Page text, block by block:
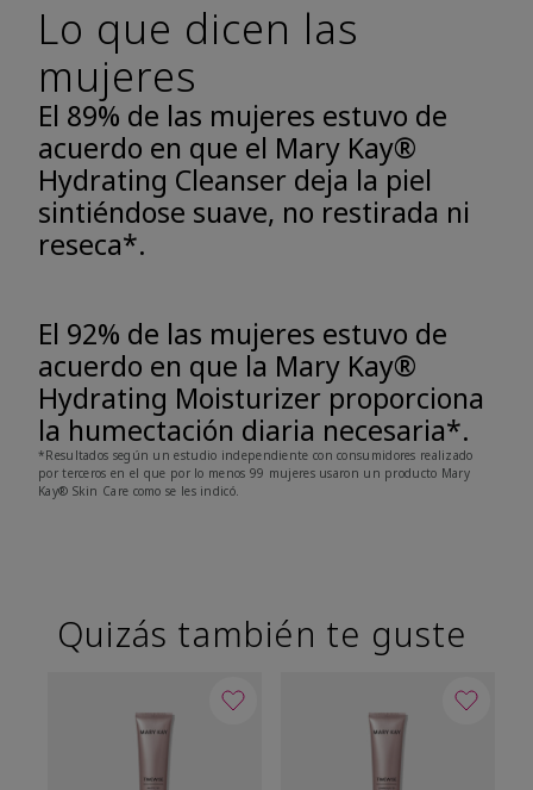
Lo que dicen las
mujeres
El 89% de las mujeres estuvo de
acuerdo en que el Mary Kay®
Hydrating Cleanser deja la piel
sintiéndose suave, no restirada ni
reseca*.
El 92% de las mujeres estuvo de
acuerdo en que la Mary Kay®
Hydrating Moisturizer proporciona
la humectación diaria necesaria*.
*Resultados según un estudio independiente con consumidores realizado
por terceros en el que por lo menos 99 mujeres usaron un producto Mary
Kay® Skin Care como se les indicó.
Quizás también te guste